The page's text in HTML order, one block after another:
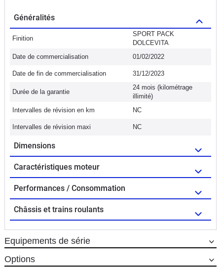
Généralités
Finition
SPORT PACK
DOLCEVITA
Date de commercialisation
01/02/2022
Date de fin de commercialisation 31/12/2023
Durée de la garantie
24 mois (kilométrage
illimité)
Intervalles de révision en km
NC
Intervalles de révision maxi NC
Dimensions
Caractéristiques moteur
Performances / Consommation
Châssis et trains roulants
Equipements de série
Options